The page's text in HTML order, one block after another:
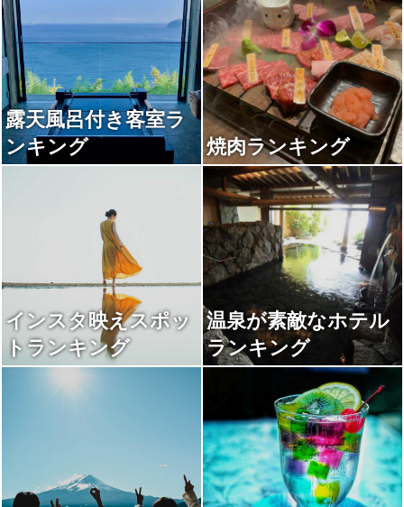
露天風呂付き客室ラ
ンキング
焼肉ランキング
インスタ映えスポッ
トランキング
温泉が素敵なホテル
ランキング